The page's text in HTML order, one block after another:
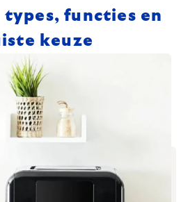
functies en
keuze